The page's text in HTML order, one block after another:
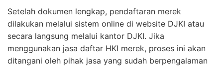
Setelah dokumen lengkap, pendaftaran merek
dilakukan melalui sistem online di website DJKI atau
secara langsung melalui kantor DJKI. Jika
menggunakan jasa daftar HKI merek, proses ini akan
ditangani oleh pihak jasa yang sudah berpengalaman